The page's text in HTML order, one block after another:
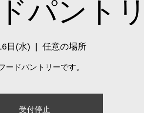
パント
日(水) 任意の場所
ードパントリーです。
受付停止